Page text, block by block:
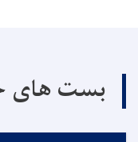
بست های